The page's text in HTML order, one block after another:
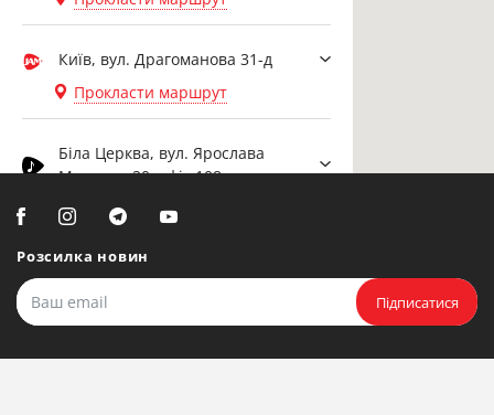
Київ, вул. Драгоманова 31-д
Прокласти маршрут
Біла Церква, вул. Ярослава
Мудрого, 20, офіс 108
Прокласти маршрут
Олександрійський, 82 (вул.
Розсилка новин
Підписатися